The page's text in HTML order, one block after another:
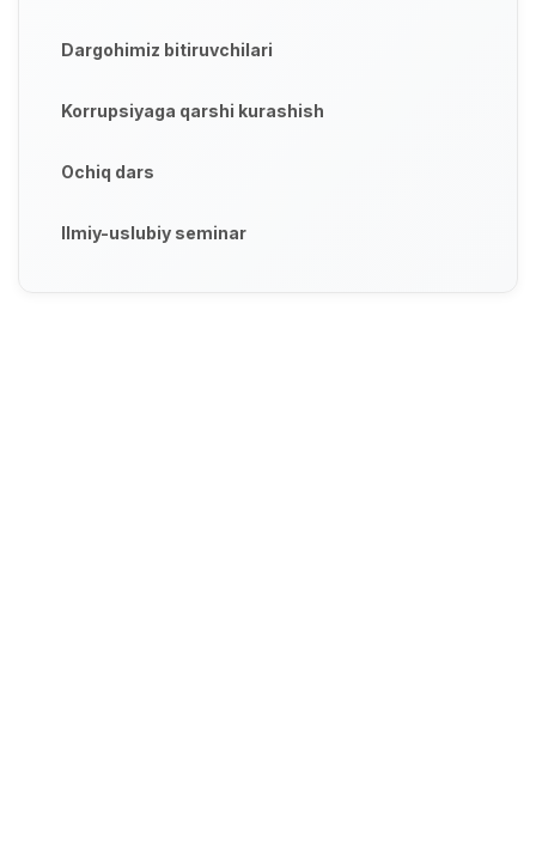
Dargohimiz bitiruvchilari
Korrupsiyaga qarshi kurashish
Ochiq dars
Ilmiy-uslubiy seminar